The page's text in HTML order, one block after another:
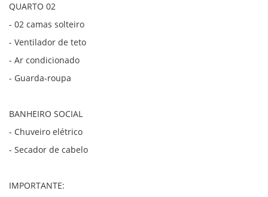
QUARTO 02
- 02 camas solteiro
- Ventilador de teto
- Ar condicionado
- Guarda-roupa
BANHEIRO SOCIAL
- Chuveiro elétrico
- Secador de cabelo
IMPORTANTE: